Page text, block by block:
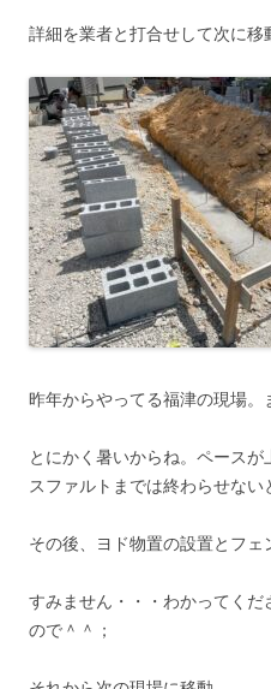
詳細を業者と打合せして次に移
昨年からやってる福津の現場。
とにかく暑いからね。ペース
スファルトまでは終わらせない
その後、ヨド物置の設置とフェ
すみません・・・わかってく
ので＾＾；